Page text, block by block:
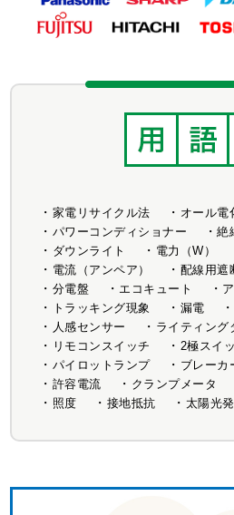
家電リサイクル法
オール電
パワーコンディショナー
絶
ダウンライト
電力（W）
電流（アンペア）
配線用遮
分電盤
エコキュート
トラッキング現象
漏電
人感センサー
ライティング
リモコンスイッチ
2極スイ
パイロットランプ
ブレーカ
許容電流
クランプメータ
照度
接地抵抗 太陽光